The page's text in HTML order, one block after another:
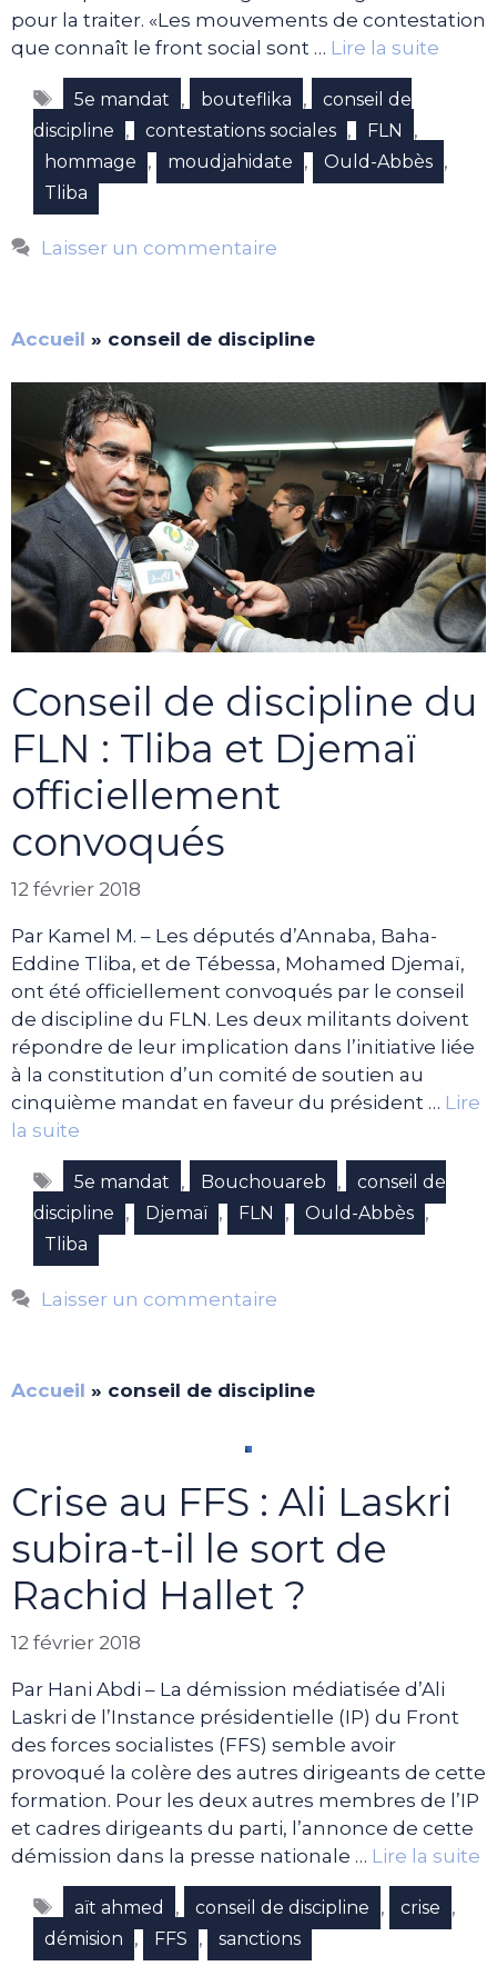
pour la traiter. «Les mouvements de contestation
que connaît le front social sont … Lire la suite
Étiquettes
5e mandat , bouteflika ,
conseil de
discipline
, contestations sociales , FLN ,
hommage , moudjahidate , Ould-Abbès ,
Tliba
Laisser un commentaire
Accueil » conseil de discipline
Conseil de discipline du
FLN : Tliba et Djemaï
officiellement
convoqués
12 février 2018
Par Kamel M. – Les députés d’Annaba, Baha-
Eddine Tliba, et de Tébessa, Mohamed Djemaï,
ont été officiellement convoqués par le conseil
de discipline du FLN. Les deux militants doivent
répondre de leur implication dans l’initiative liée
à la constitution d’un comité de soutien au
cinquième mandat en faveur du président … Lire
la suite
Étiquettes
5e mandat , Bouchouareb ,
conseil de
discipline
, Djemaï , FLN , Ould-Abbès ,
Tliba
Laisser un commentaire
Accueil » conseil de discipline
Crise au FFS : Ali Laskri
subira-t-il le sort de
Rachid Hallet ?
12 février 2018
Par Hani Abdi – La démission médiatisée d’Ali
Laskri de l’Instance présidentielle (IP) du Front
des forces socialistes (FFS) semble avoir
provoqué la colère des autres dirigeants de cette
formation. Pour les deux autres membres de l’IP
et cadres dirigeants du parti, l’annonce de cette
démission dans la presse nationale … Lire la suite
Étiquettes
aït ahmed , conseil de discipline , crise ,
démision , FFS , sanctions